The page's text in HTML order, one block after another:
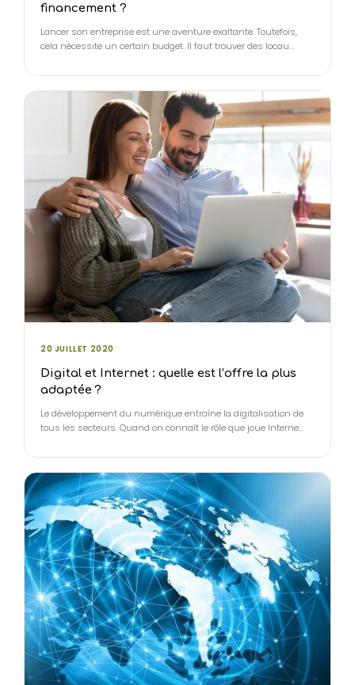
financement ?
Lancer son entreprise est une aventure exaltante. Toutefois,
cela nécessite un certain budget. Il faut trouver des locau…
20 JUILLET 2020
Digital et Internet : quelle est l’offre la plus
adaptée ?
Le développement du numérique entraîne la digitalisation de
tous les secteurs. Quand on connaît le rôle que joue Interne…